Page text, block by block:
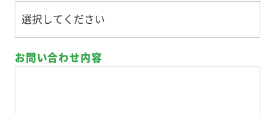
お問い合わせ内容